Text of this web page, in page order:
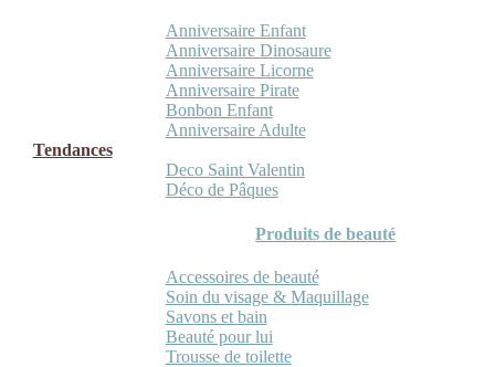
Anniversaire Enfant
Anniversaire Dinosaure
Anniversaire Licorne
Anniversaire Pirate
Bonbon Enfant
Anniversaire Adulte
Tendances
Deco Saint Valentin
Déco de Pâques
Produits de beauté
Accessoires de beauté
Soin du visage & Maquillage
Savons et bain
Beauté pour lui
Trousse de toilette